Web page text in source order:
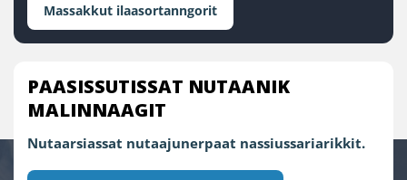
Massakkut ilaasortanngorit
PAASISSUTISSAT NUTAANIK
MALINNAAGIT
Nutaarsiassat nutaajunerpaat nassiussariarikkit.